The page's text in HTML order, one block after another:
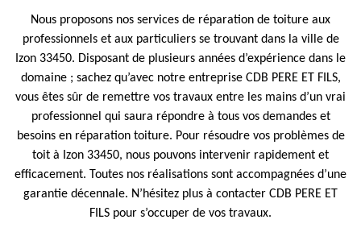
Nous proposons nos services de réparation de toiture aux
professionnels et aux particuliers se trouvant dans la ville de
Izon 33450. Disposant de plusieurs années d’expérience dans le
domaine ; sachez qu’avec notre entreprise CDB PERE ET FILS,
vous êtes sûr de remettre vos travaux entre les mains d’un vrai
professionnel qui saura répondre à tous vos demandes et
besoins en réparation toiture. Pour résoudre vos problèmes de
toit à Izon 33450, nous pouvons intervenir rapidement et
efficacement. Toutes nos réalisations sont accompagnées d’une
garantie décennale. N’hésitez plus à contacter CDB PERE ET
FILS pour s’occuper de vos travaux.